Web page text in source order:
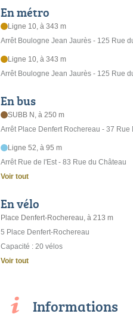
En métro
Ligne 10, à 343 m
Arrêt Boulogne Jean Jaurès - 125 Rue
Ligne 10, à 343 m
Arrêt Boulogne Jean Jaurès - 125 Rue
En bus
SUBB N, à 250 m
Arrêt Place Denfert Rochereau - 37 Rue
Ligne 52, à 95 m
Arrêt Rue de l'Est - 83 Rue du Château
Voir tout
En vélo
Place Denfert-Rochereau, à 213 m
5 Place Denfert-Rochereau
Capacité : 20 vélos
Voir tout
Informations